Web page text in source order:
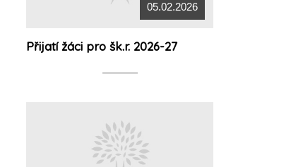
05.02.2026
Přijatí žáci pro šk.r. 2026-27